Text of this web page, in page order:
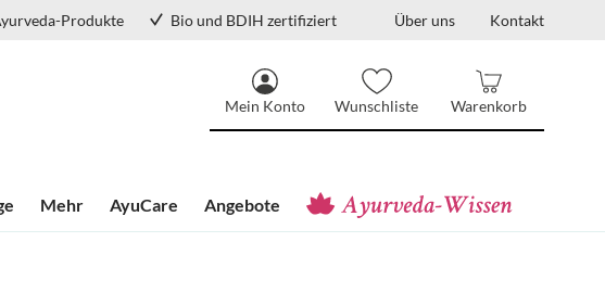
Produkte Bio und BDIH zertifiziert Über uns Kontakt
Mehr AyuCare Angebote
Mein Konto Wunschliste
Warenkorb